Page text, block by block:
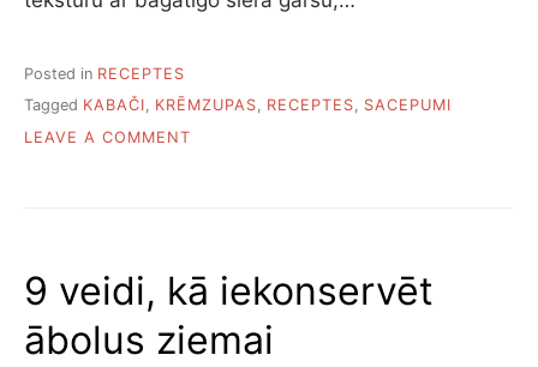
Posted in RECEPTES
Tagged KABAČI, KRĒMZUPAS, RECEPTES, SACEPUMI
LEAVE A COMMENT
AR
SIERU
9 veidi, kā iekonservēt
ābolus ziemai